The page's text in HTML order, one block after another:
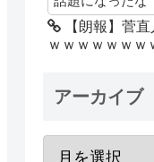
【朗報】菅
ｗｗｗｗｗｗｗ
アーカイブ